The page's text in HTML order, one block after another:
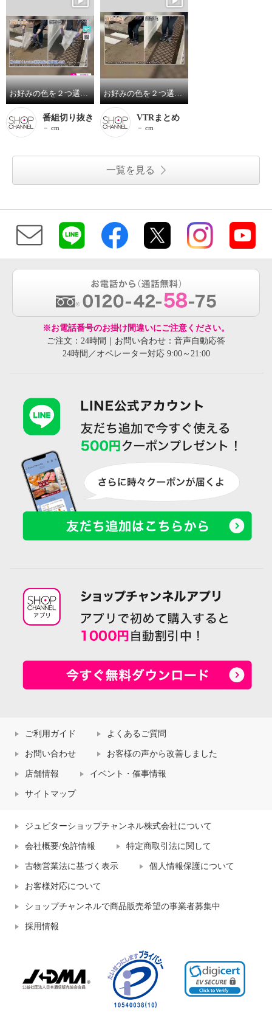
お好みの色を２つ選べる！敷くだけで簡単に雑草の発生を抑制！固めない防草サラサラさん４袋セット
番組切り抜き
－ cm
お好みの色を２つ選べる！敷くだけで簡単に雑草の発生を抑制！固めない防草サラサラさん４袋セット
VTRまとめ
－ cm
一覧を見る
※お電話番号のお掛け間違いにご注意ください。
ご注文：24時間｜お問い合わせ：音声自動応答
24時間／オペレーター対応 9:00～21:00
ご利用ガイド よくあるご質問
お問い合わせ お客様の声から改善しました
店舗情報 イベント・催事情報
サイトマップ
ジュピターショップチャンネル株式会社について
会社概要/免許情報 特定商取引法に関して
古物営業法に基づく表示 個人情報保護について
お客様対応について
ショップチャンネルで商品販売希望の事業者募集中
採用情報